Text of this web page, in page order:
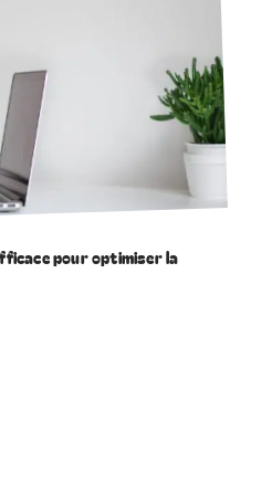
pour optimiser la